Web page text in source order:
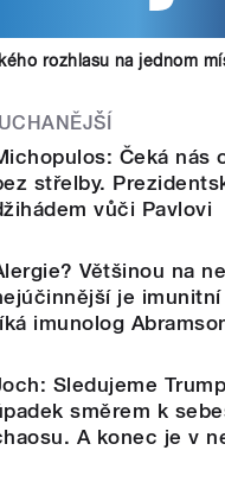
rozhlasu na jednom
Čeká nás
střelby.
vůči Pavlovi
Většinou na
je
imunolog
Sledujeme
směrem k
A konec je v